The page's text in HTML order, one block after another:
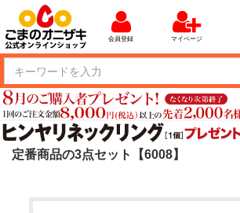
会員登録 マイページ
定番商品の3点セット【6008】